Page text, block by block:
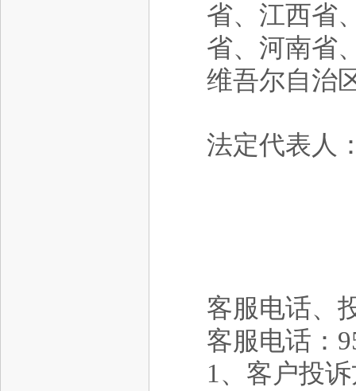
省、江西省
省、河南省
维吾尔自治
法定代表人
客服电话、
客服电话：
1、客户投